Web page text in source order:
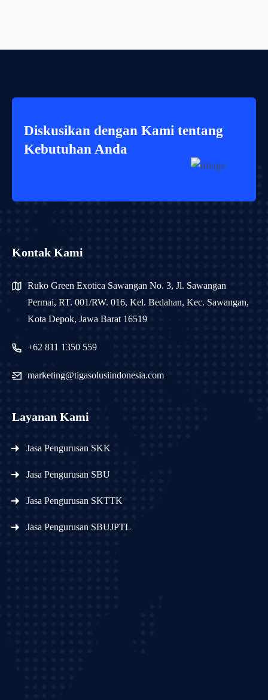
Diskusikan dengan Kami tentang
Kebutuhan Anda
Kontak Kami
Ruko Green Exotica Sawangan No. 3, Jl. Sawangan
Permai, RT. 001/RW. 016, Kel. Bedahan, Kec. Sawangan,
Kota Depok, Jawa Barat 16519
+62 811 1350 559
marketing@tigasolusiindonesia.com
Layanan Kami
Jasa Pengurusan SKK
Jasa Pengurusan SBU
Jasa Pengurusan SKTTK
Jasa Pengurusan SBUJPTL